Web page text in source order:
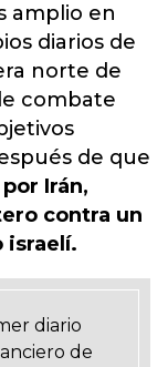
amplio en
diarios de
norte de
combate
de que
Irán,
contra un
israelí.
diario
de